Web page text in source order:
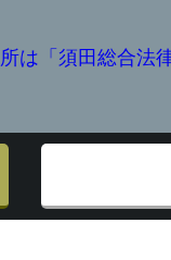
は「須田総合法